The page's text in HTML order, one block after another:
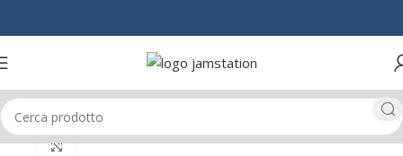
Home CAPELLI CONDITIONER
Click to enlarge